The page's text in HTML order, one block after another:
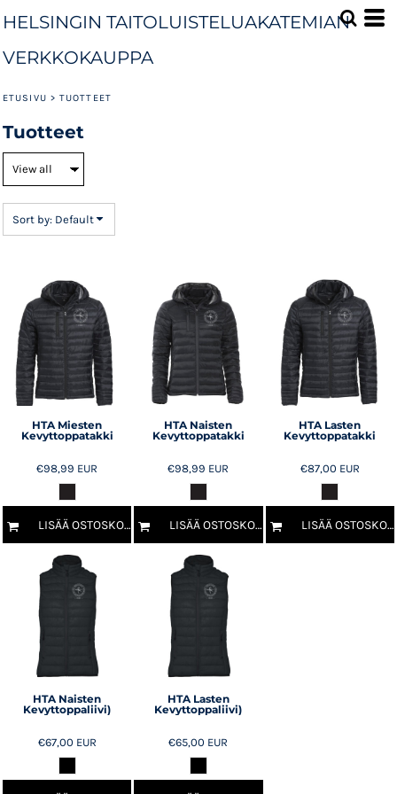
HELSINGIN TAITOLUISTELUAKATEMIAN
VERKKOKAUPPA
ETUSIVU > TUOTTEET
Tuotteet
Sort by: Default
HTA Miesten
Kevyttoppatakki
€98,99 EUR
LISÄÄ OSTOSKORIIN
HTA Naisten
Kevyttoppatakki
€98,99 EUR
LISÄÄ OSTOSKORIIN
HTA Lasten
Kevyttoppatakki
€87,00 EUR
LISÄÄ OSTOSKORIIN
HTA Naisten
Kevyttoppaliivi)
€67,00 EUR
HTA Lasten
Kevyttoppaliivi)
€65,00 EUR
Default
Date Added